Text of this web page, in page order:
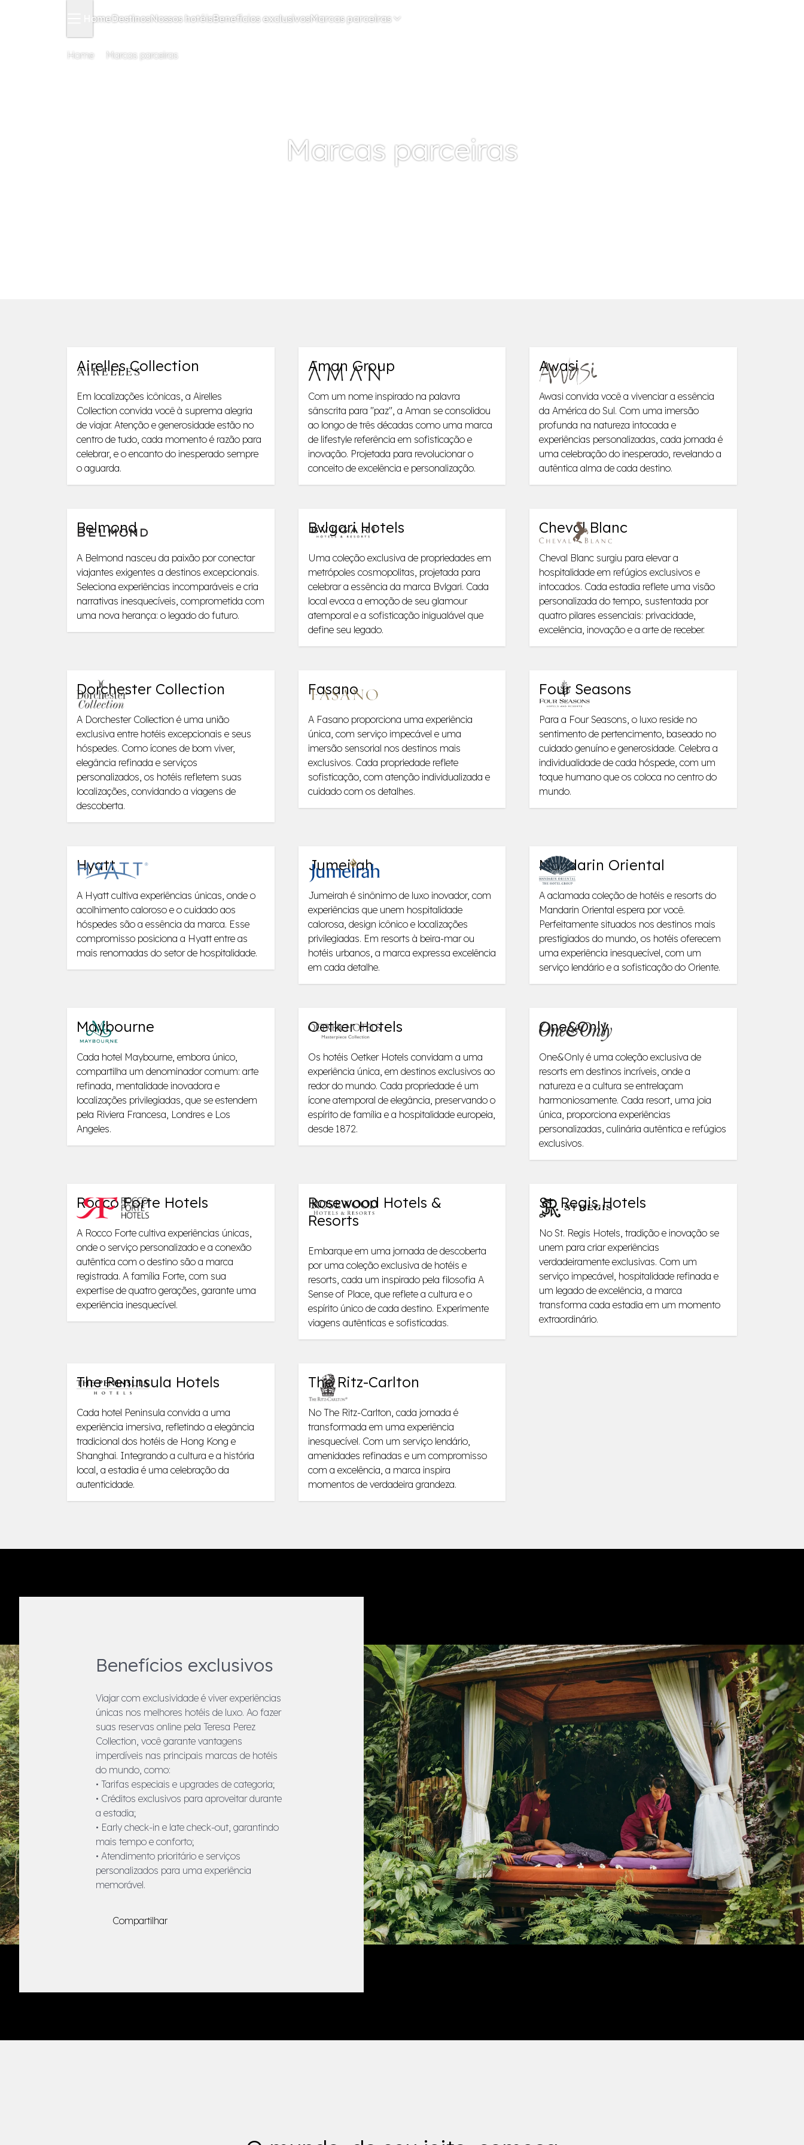
HomeDestinosNossos hotéisBenefícios exclusivosMarcas parceiras
Marcas parceiras
Airelles Collection
Em localizações icônicas, a Airelles
Collection convida você à suprema alegria
de viajar. Atenção e generosidade estão no
centro de tudo, cada momento é razão para
celebrar, e o encanto do inesperado sempre
o aguarda.
Aman Group
Com um nome inspirado na palavra
sânscrita para "paz", a Aman se consolidou
ao longo de três décadas como uma marca
de lifestyle referência em sofisticação e
inovação. Projetada para revolucionar o
conceito de excelência e personalização.
Awasi
Awasi convida você a vivenciar a essência
da América do Sul. Com uma imersão
profunda na natureza intocada e
experiências personalizadas, cada jornada é
uma celebração do inesperado, revelando a
autêntica alma de cada destino.
Belmond
A Belmond nasceu da paixão por conectar
viajantes exigentes a destinos excepcionais.
Seleciona experiências incomparáveis e cria
narrativas inesquecíveis, comprometida com
uma nova herança: o legado do futuro.
Bvlgari Hotels
Uma coleção exclusiva de propriedades em
metrópoles cosmopolitas, projetada para
celebrar a essência da marca Bvlgari. Cada
local evoca a emoção de seu glamour
atemporal e a sofisticação inigualável que
define seu legado.
Cheval Blanc
Cheval Blanc surgiu para elevar a
hospitalidade em refúgios exclusivos e
intocados. Cada estadia reflete uma visão
personalizada do tempo, sustentada por
quatro pilares essenciais: privacidade,
excelência, inovação e a arte de receber.
Dorchester Collection
A Dorchester Collection é uma união
exclusiva entre hotéis excepcionais e seus
hóspedes. Como ícones de bom viver,
elegância refinada e serviços
personalizados, os hotéis refletem suas
localizações, convidando a viagens de
descoberta.
Fasano
A Fasano proporciona uma experiência
única, com serviço impecável e uma
imersão sensorial nos destinos mais
exclusivos. Cada propriedade reflete
sofisticação, com atenção individualizada e
cuidado com os detalhes.
Four Seasons
Para a Four Seasons, o luxo reside no
sentimento de pertencimento, baseado no
cuidado genuíno e generosidade. Celebra a
individualidade de cada hóspede, com um
toque humano que os coloca no centro do
mundo.
Hyatt
A Hyatt cultiva experiências únicas, onde o
acolhimento caloroso e o cuidado aos
hóspedes são a essência da marca. Esse
compromisso posiciona a Hyatt entre as
mais renomadas do setor de hospitalidade.
Jumeirah
Jumeirah é sinônimo de luxo inovador, com
experiências que unem hospitalidade
calorosa, design icônico e localizações
privilegiadas. Em resorts à beira-mar ou
hotéis urbanos, a marca expressa excelência
em cada detalhe.
Mandarin Oriental
A aclamada coleção de hotéis e resorts do
Mandarin Oriental espera por você.
Perfeitamente situados nos destinos mais
prestigiados do mundo, os hotéis oferecem
uma experiência inesquecível, com um
serviço lendário e a sofisticação do Oriente.
Maybourne
Cada hotel Maybourne, embora único,
compartilha um denominador comum: arte
refinada, mentalidade inovadora e
localizações privilegiadas, que se estendem
pela Riviera Francesa, Londres e Los
Angeles.
Oetker Hotels
Os hotéis Oetker Hotels convidam a uma
experiência única, em destinos exclusivos ao
redor do mundo. Cada propriedade é um
ícone atemporal de elegância, preservando o
espírito de família e a hospitalidade europeia,
desde 1872.
One&Only
One&Only é uma coleção exclusiva de
resorts em destinos incríveis, onde a
natureza e a cultura se entrelaçam
harmoniosamente. Cada resort, uma joia
única, proporciona experiências
personalizadas, culinária autêntica e refúgios
exclusivos.
Rocco Forte Hotels
A Rocco Forte cultiva experiências únicas,
onde o serviço personalizado e a conexão
autêntica com o destino são a marca
registrada. A família Forte, com sua
expertise de quatro gerações, garante uma
experiência inesquecível.
Rosewood Hotels &
Resorts
Embarque em uma jornada de descoberta
por uma coleção exclusiva de hotéis e
resorts, cada um inspirado pela filosofia A
Sense of Place, que reflete a cultura e o
espírito único de cada destino. Experimente
viagens autênticas e sofisticadas.
St. Regis Hotels
No St. Regis Hotels, tradição e inovação se
unem para criar experiências
verdadeiramente exclusivas. Com um
serviço impecável, hospitalidade refinada e
um legado de excelência, a marca
transforma cada estadia em um momento
extraordinário.
The Peninsula Hotels
Cada hotel Peninsula convida a uma
experiência imersiva, refletindo a elegância
tradicional dos hotéis de Hong Kong e
Shanghai. Integrando a cultura e a história
local, a estadia é uma celebração da
autenticidade.
The Ritz-Carlton
No The Ritz-Carlton, cada jornada é
transformada em uma experiência
inesquecível. Com um serviço lendário,
amenidades refinadas e um compromisso
com a excelência, a marca inspira
momentos de verdadeira grandeza.
Benefícios exclusivos
Viajar com exclusividade é viver experiências
únicas nos melhores hotéis de luxo. Ao fazer
suas reservas online pela Teresa Perez
Collection, você garante vantagens
imperdíveis nas principais marcas de hotéis
do mundo, como:
• Tarifas especiais e upgrades de categoria;
• Créditos exclusivos para aproveitar durante
a estadia;
• Early check-in e late check-out, garantindo
mais tempo e conforto;
• Atendimento prioritário e serviços
personalizados para uma experiência
memorável.
Compartilhar
Home Marcas parceiras